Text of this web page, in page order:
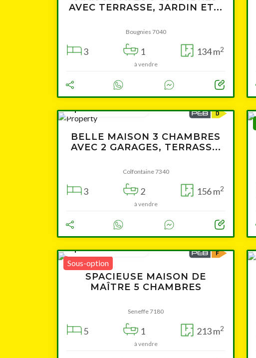
AVEC TERRASSE, JARDIN ET...
Bougnies 7040
3 1 134 m2
à vendre
à partir de 199 000 €
BELLE MAISON 3 CHAMBRES
AVEC 2 GARAGES, TERRASS...
Colfontaine 7340
3 2 156 m2
à vendre
Sous-option
à partir de 299 000 €
SPACIEUSE MAISON DE
MAÎTRE 5 CHAMBRES
Seneffe 7180
5 1 213 m2
à vendre